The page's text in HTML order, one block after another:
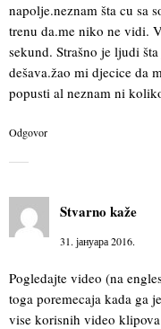
napolje.neznam šta cu sa
trenu da.me niko ne vidi.
sekund. Strašno je ljudi
dešava.žao mi djecice da
popusti al neznam ni
Odgovor
Stvarno kaže
31. јануара 2016.
Pogledajte video (na
toga poremecaja kada ga
vise korisnih video